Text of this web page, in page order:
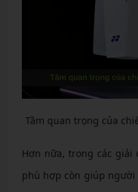
Tầm quan trọng của
Hơn nữa, trong các giải
phù hợp còn giúp